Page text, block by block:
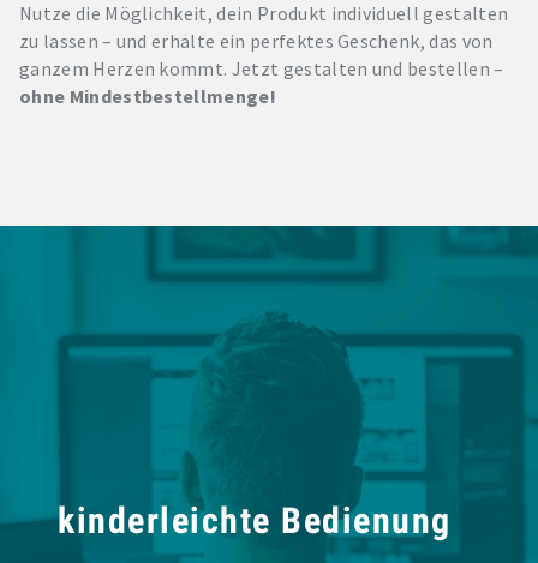
Nutze die Möglichkeit, dein Produkt individuell gestalten
zu lassen – und erhalte ein perfektes Geschenk, das von
ganzem Herzen kommt. Jetzt gestalten und bestellen –
ohne Mindestbestellmenge!
kinderleichte Bedienung